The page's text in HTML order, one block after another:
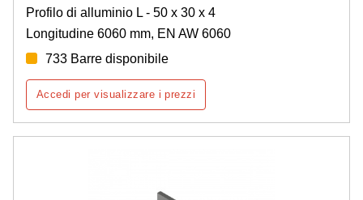
Profilo di alluminio L - 50 x 30 x 4
Longitudine 6060 mm, EN AW 6060
733 Barre disponibile
Accedi per visualizzare i prezzi